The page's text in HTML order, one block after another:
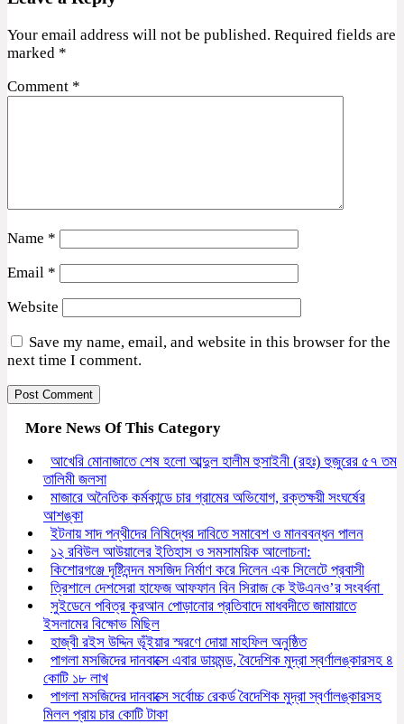
Your email address will not be published. Required fields are
marked *
Comment *
Name *
Email *
Website
Save my name, email, and website in this browser for the
next time I comment.
More News Of This Category
আখেরি মোনাজাতে শেষ হলো আব্দুল হালীম হুসাইনী (রহঃ) হুজুরের ৫৭ তম
তালিমী জলসা
মাজারে অনৈতিক কর্মকান্ডে চার গ্রামের অভিযোগ, রক্তক্ষয়ী সংঘর্ষের
আশঙ্কা
ইটনায় সাদ পন্থীদের নিষিদ্ধের দাবিতে সমাবেশ ও মানববন্ধন পালন
১২ রবিউল আউয়ালের ইতিহাস ও সমসাময়িক আলোচনা:
কিশোরগঞ্জে দৃষ্টিনন্দন মসজিদ নির্মাণ করে দিলেন এক সিলেটে প্রবাসী
ত্রিশালে দেশসেরা হাফেজ আফফান বিন সিরাজ কে ইউএনও’র সংবর্ধনা
সুইডেনে পবিত্র কুরআন পোড়ানোর প্রতিবাদে মাধবদীতে জামায়াতে
ইসলামের বিক্ষোভ মিছিল
হাজ্বী রইস উদ্দিন ভূঁইয়ার স্মরণে দোয়া মাহফিল অনুষ্ঠিত
পাগলা মসজিদের দানবাক্সে এবার ডায়মন্ড, বৈদেশিক মুদ্রা স্বর্ণালঙ্কারসহ ৪
কোটি ১৮ লাখ
পাগলা মসজিদের দানবাক্সে সর্বোচ্চ রেকর্ড বৈদেশিক মুদ্রা স্বর্ণালঙ্কারসহ
মিলল প্রায় চার কোটি টাকা